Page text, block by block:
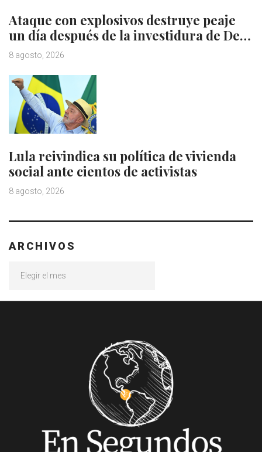
Ataque con explosivos destruye peaje
un día después de la investidura de De…
8 agosto, 2026
Lula reivindica su política de vivienda
social ante cientos de activistas
8 agosto, 2026
ARCHIVOS